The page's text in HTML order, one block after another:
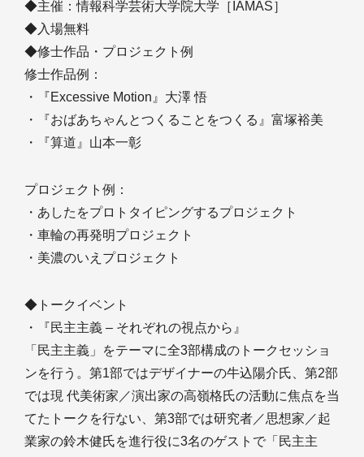
◆主催：情報科学芸術大学院大学［IAMAS］
◆入場無料
◆修士作品・プロジェクト例
修士作品例：
・『Excessive Motion』大澤 悟
・『おばあちゃんとつくることをつくる』富塚裕美
・『算道』山本一彰
プロジェクト例：
・あしたをプロトタイピングするプロジェクト
・車輪の再発明プロジェクト
・美濃のいえプロジェクト
◆トークイベント
・『民主主義 ‒ それぞれの視点から』
「民主主義」をテーマに全3部構成のトークセッショ
ンを行う。第1部ではデザイナーの牛込陽介氏、第2部
では現 代美術家／演出家の高嶺格氏の活動に焦点を当
てたトークを行ない、第3部では研究者／思想家／起
業家の鈴木健氏を進行役に3名のゲストで「民主主